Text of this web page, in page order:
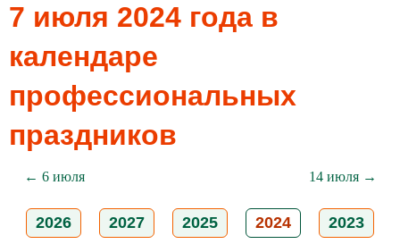
7 июля 2024 года в
календаре
профессиональных
праздников
← 6 июля 14 июля →
2026 2027 2025 2024 2023